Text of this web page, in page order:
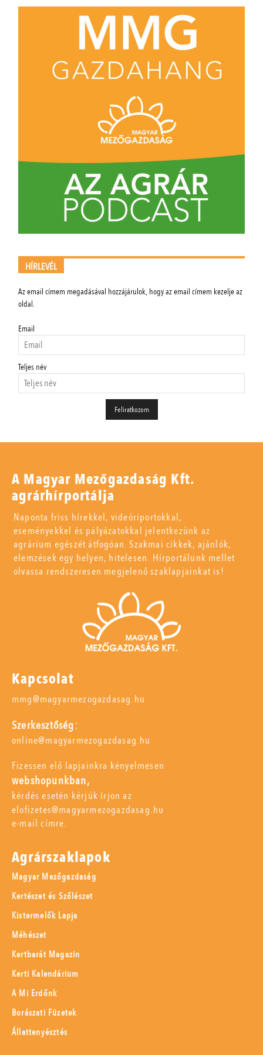
HÍRLEVÉL
Az email címem megadásával hozzájárulok, hogy az email címem kezelje az
oldal.
Email
Teljes név
A Magyar Mezőgazdaság Kft.
agrárhírportálja
Naponta friss hírekkel, videóriportokkal,
eseményekkel és pályázatokkal jelentkezünk az
agrárium egészét átfogóan. Szakmai cikkek, ajánlók,
elemzések egy helyen, hitelesen. Hírportálunk mellet
olvassa rendszeresen megjelenő szaklapjainkat is!
Kapcsolat
mmg@magyarmezogazdasag.hu
Szerkesztőség:
online@magyarmezogazdasag.hu
Fizessen elő lapjainkra kényelmesen
webshopunkban,
kérdés esetén kérjük írjon az
elofizetes@magyarmezogazdasag.hu
e-mail címre.
Agrárszaklapok
Magyar Mezőgazdaság
Kertészet és Szőlészet
Kistermelők Lapja
Méhészet
Kertbarát Magazin
Kerti Kalendárium
A Mi Erdőnk
Borászati Füzetek
Állattenyésztés